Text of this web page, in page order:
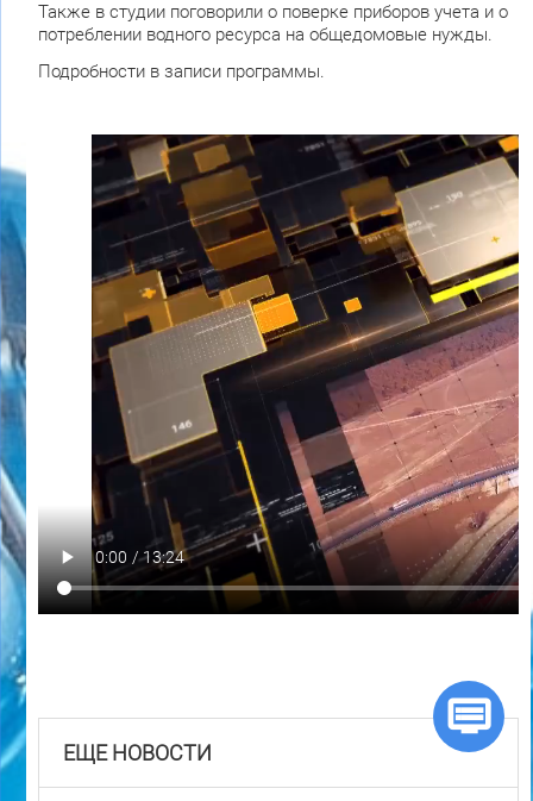
Также в студии поговорили о поверке приборов учета и о
потреблении водного ресурса на общедомовые нужды.
Подробности в записи программы.
ЕЩЕ НОВОСТИ